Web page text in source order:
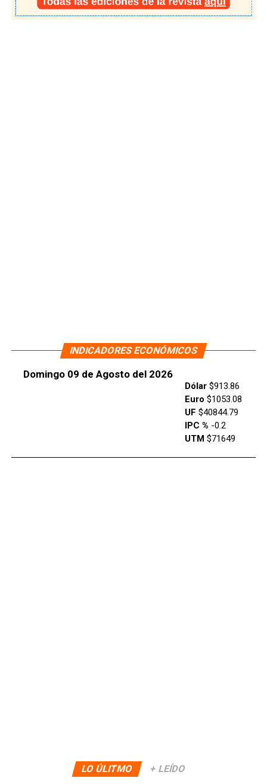
INDICADORES ECONÓMICOS
Domingo 09 de Agosto del 2026
Dólar$913.86
Euro $1053.08
UF $40844.79
IPC % -0.2
UTM$71649
LO ÚLITMO + LEÍDO